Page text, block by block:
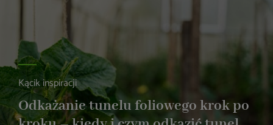
Kącik inspiracji
Odkażanie tunelu foliowego krok po